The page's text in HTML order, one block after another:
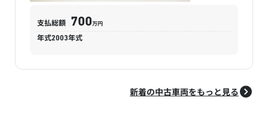
支払総額 700万円
年式2003年式
新着の中古車両をもっと見る